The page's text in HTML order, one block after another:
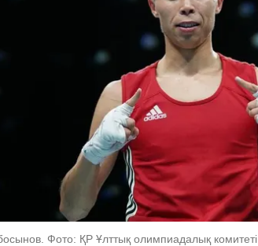
Фото: ҚР Ұлттық олимпиадалық комитеті